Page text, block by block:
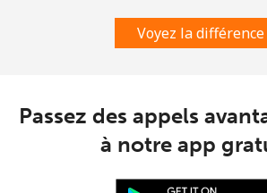
Voyez la différence
Passez des appels
à notre app